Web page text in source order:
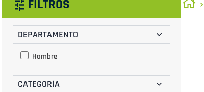
FILTROS
DEPARTAMENTO
Hombre
CATEGORÍA